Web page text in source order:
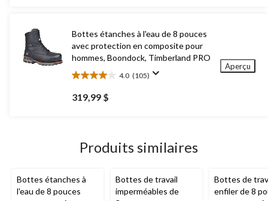
Bottes étanches à l'eau de 8 pouces
avec protection en composite pour
hommes, Boondock, Timberland PRO
4.0 (105)
4.0
étoile(s)
sur
319,99 $
Aperçu
Produits similaires
Bottes étanches à
l'eau de 8 pouces
Bottes de travail
imperméables de
Bottes de
enfiler de 8